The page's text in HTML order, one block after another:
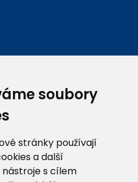
soubory
stránky používají
a další
s cílem
obchodu či legislativy